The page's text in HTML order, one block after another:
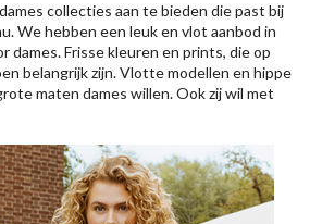
collecties aan te bieden die past bij
We hebben een leuk en vlot aanbod in
dames. Frisse kleuren en prints, die op
belangrijk zijn. Vlotte modellen en hippe
maten dames willen. Ook zij wil met